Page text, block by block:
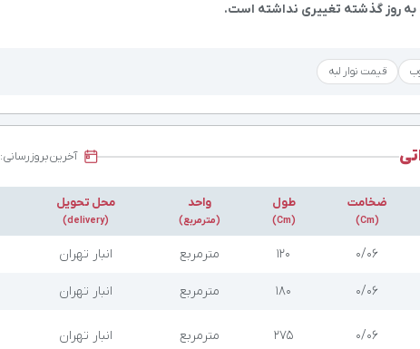
روز گذشته تغییری نداشته است.
قیمت نوار لبه
آخرینبروزرسانی:
ضخامت
(Cm)
طول
(Cm)
واحد
(مترمربع)
محل تحویل
(delivery)
۰/۰۶ ۱۲۰ مترمربع انبار تهران
۰/۰۶ ۱۸۰ مترمربع انبار تهران
۰/۰۶ ۲۷۵ مترمربع انبار تهران